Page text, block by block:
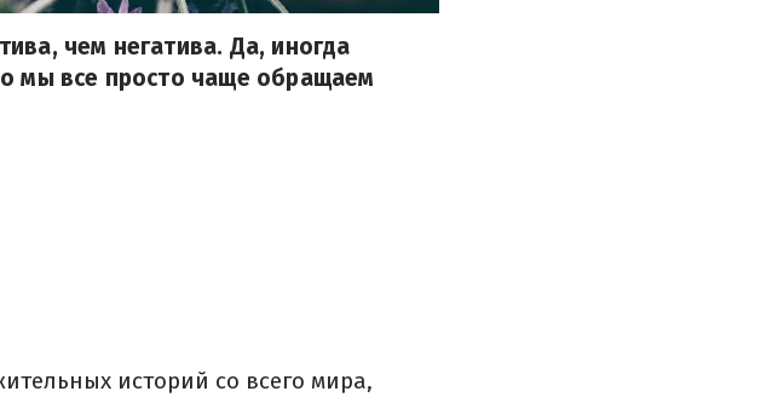
чем негатива. Да, иногда
мы все просто чаще обращаем
историй со всего мира,